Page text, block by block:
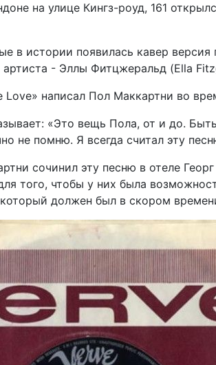
на улице Кингз-роуд, 161
в истории появилась кавер версия
артиста - Эллы Фитцжеральд (Ella
Love» написал Пол Маккартни во
«Это вещь Пола, от и до.
не помню. Я всегда считал эту
сочинил эту песню в отеле
того, чтобы у них была
должен был в скором